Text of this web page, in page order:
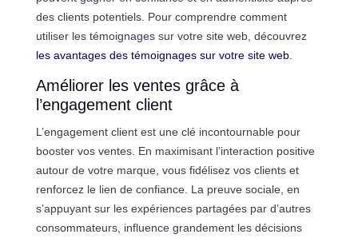
des clients potentiels. Pour comprendre comment
utiliser les témoignages sur votre site web, découvrez
les avantages des témoignages sur votre site web.
Améliorer les ventes grâce à
l’engagement client
L’engagement client est une clé incontournable pour
booster vos ventes. En maximisant l’interaction positive
autour de votre marque, vous fidélisez vos clients et
renforcez le lien de confiance. La preuve sociale, en
s’appuyant sur les expériences partagées par d’autres
consommateurs, influence grandement les décisions